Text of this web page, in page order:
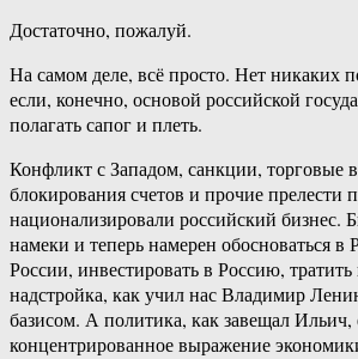
Достаточно, пожалуй.
На самом деле, всё просто. Нет никаких
если, конечно, основой российской
полагать сапог и плеть.
Конфликт с Западом, санкции, торговые
блокирования счетов и прочие прелести
национализировали российский бизнес.
намеки и теперь намерен обосноваться в
России, инвестировать в Россию,
надстройка, как учил нас Владимир
базисом. А политика, как завещал Ильич,
концентрированное выражение